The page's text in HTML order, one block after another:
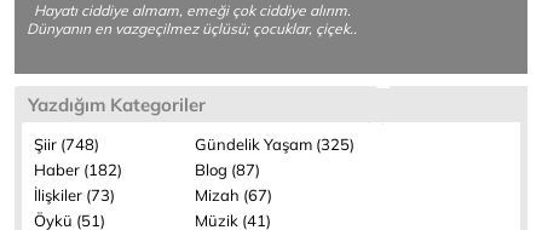
Hayatı ciddiye almam, emeği çok ciddiye alırım.
Dünyanın en vazgeçilmez üçlüsü; çocuklar, çiçek..
Yazdığım Kategoriler
Şiir (748)
Gündelik Yaşam (325)
Haber (182)
Blog (87)
İlişkiler (73)
Mizah (67)
Öykü (51)
Müzik (41)